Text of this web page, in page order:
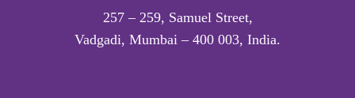
257 – 259, Samuel Street,
Vadgadi, Mumbai – 400 003, India.